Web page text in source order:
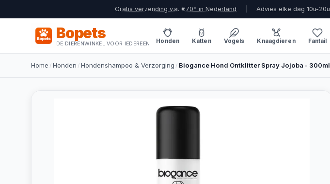
Gratis verzending v.a. €70* in Nederland Advies elke dag 10u-20u
Bopets
DE DIERENWINKEL VOOR IEDEREEN Honden Katten Vogels Knaagdieren Fantail
Home /Honden /Hondenshampoo & Verzorging / Biogance Hond Ontklitter Spray Jojoba - 300ml